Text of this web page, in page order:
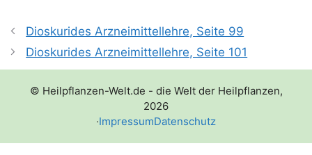
Dioskurides Arzneimittellehre, Seite 99
Dioskurides Arzneimittellehre, Seite 101
© Heilpflanzen-Welt.de - die Welt der Heilpflanzen,
2026
·ImpressumDatenschutz